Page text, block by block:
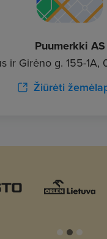
Puumerkki AS
ir Girėno g. 155-1A,
Žiūrėti